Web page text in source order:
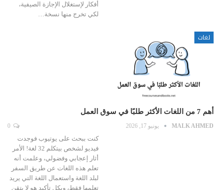
أفكار لإستغلال الإجازة الصيفية،
لكي تخرج منها نسخة…
لغات
أهم 7 من اللغات الأكثر طلبًا في سوق العمل
MALK AHMED يونيو 17, 2026
كنت ببحث على يوتيوب فوجدت
فيديو لشخص بيتكلم 32 لغة! الأمر
أثار إعجابي وفضولي، وعلمت أنه
تعلم هذه اللغات عن طريق السفر
لبلد اللغة واستعمال اللغة التي يريد
تعلمها فقط، وبكل تأكيد هو لا يتقن